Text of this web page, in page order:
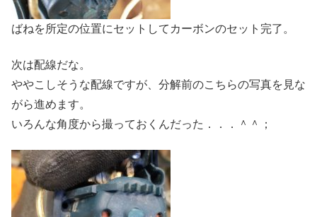
ばねを所定の位置にセットしてカーボンのセット完了。
次は配線だな。
ややこしそうな配線ですが、分解前のこちらの写真を見な
がら進めます。
いろんな角度から撮っておくんだった．．．＾＾；